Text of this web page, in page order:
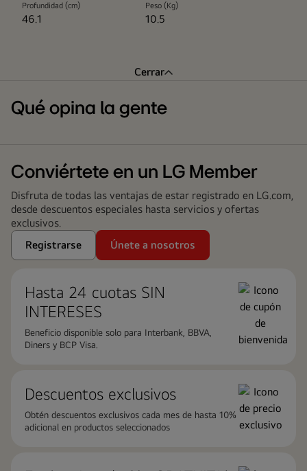
Profundidad (cm)
46.1
Peso (Kg)
10.5
Cerrar
Qué opina la gente
Conviértete en un LG Member
Disfruta de todas las ventajas de estar registrado en LG.com,
desde descuentos especiales hasta servicios y ofertas
exclusivos.
Registrarse
Únete a nosotros
Hasta 24 cuotas ​SIN
INTERESES
Beneficio disponible solo para Interbank, BBVA,
Diners y BCP Visa.
Descuentos exclusivos
Obtén descuentos exclusivos cada mes de hasta 10%
adicional en productos seleccionados